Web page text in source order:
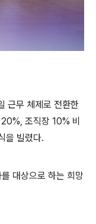
근무 체제로 전환한
조직장 10% 비
을 빌렸다.
대상으로 하는 희망